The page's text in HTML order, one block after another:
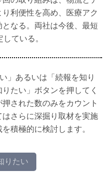
利便性を高め、医療アク
なる。両社は今後、最短
ている。
」あるいは「続報を知り
たい」ボタンを押してく
された数のみをカウント
さらに深掘り取材を実施
積極的に検討します。
りたい